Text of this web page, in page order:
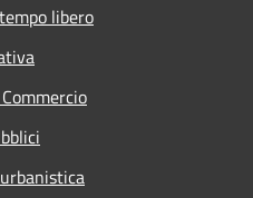
libero